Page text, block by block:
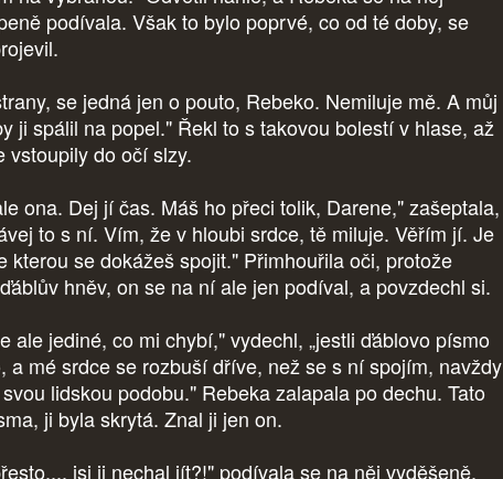
podívala. Však to bylo poprvé, co od té doby, se
se jedná jen o pouto, Rebeko. Nemiluje mě. A můj
ji spálil na popel." Řekl to s takovou bolestí v hlase, až
vstoupily do očí slzy.
ona. Dej jí čas. Máš ho přeci tolik, Darene," zašeptala,
to s ní. Vím, že v hloubi srdce, tě miluje. Věřím jí. Je
kterou se dokážeš spojit." Přimhouřila oči, protože
hněv, on se na ní ale jen podíval, a povzdechl si.
ale jediné, co mi chybí," vydechl, „jestli ďáblovo písmo
a mé srdce se rozbuší dříve, než se s ní spojím, navždy
lidskou podobu." Rebeka zalapala po dechu. Tato
ji byla skrytá. Znal ji jen on.
jsi ji nechal jít?!" podívala se na něj vyděšeně.